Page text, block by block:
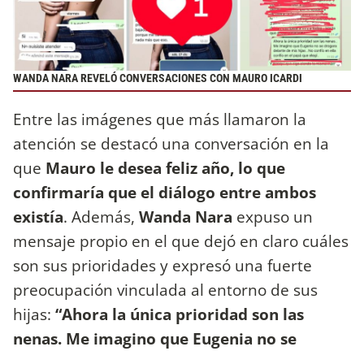
WANDA NARA REVELÓ CONVERSACIONES CON MAURO ICARDI
Entre las imágenes que más llamaron la
atención se destacó una conversación en la
que Mauro le desea feliz año, lo que
confirmaría que el diálogo entre ambos
existía. Además, Wanda Nara expuso un
mensaje propio en el que dejó en claro cuáles
son sus prioridades y expresó una fuerte
preocupación vinculada al entorno de sus
hijas: “Ahora la única prioridad son las
nenas. Me imagino que Eugenia no se